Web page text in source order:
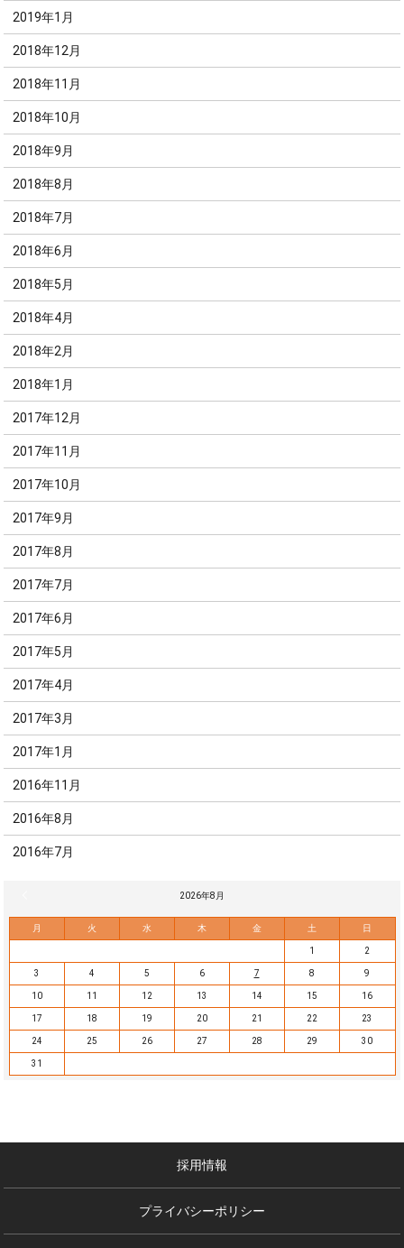
2019年1月
2018年12月
2018年11月
2018年10月
2018年9月
2018年8月
2018年7月
2018年6月
2018年5月
2018年4月
2018年2月
2018年1月
2017年12月
2017年11月
2017年10月
2017年9月
2017年8月
2017年7月
2017年6月
2017年5月
2017年4月
2017年3月
2017年1月
2016年11月
2016年8月
2016年7月
2026年8月
月 火 水 木 金 土 日
1 2
3 4 5 6 7 8 9
10 11 12 13 14 15 16
17 18 19 20 21 22 23
24 25 26 27 28 29 30
31
採用情報
プライバシーポリシー